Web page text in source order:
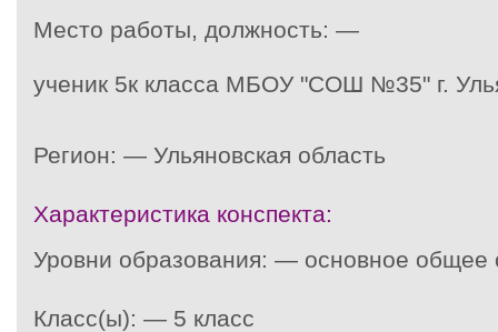
Место работы, должность: —
ученик 5к класса МБОУ "СОШ №35" г.
Регион: — Ульяновская область
Характеристика конспекта:
Уровни образования: — основное общее
Класс(ы): — 5 класс